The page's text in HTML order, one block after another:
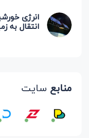
انرژی
انتقال به
منابع سایت